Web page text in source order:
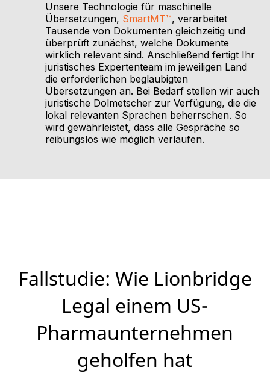
Unsere Technologie für maschinelle
Übersetzungen, SmartMT™, verarbeitet
Tausende von Dokumenten gleichzeitig und
überprüft zunächst, welche Dokumente
wirklich relevant sind. Anschließend fertigt Ihr
juristisches Expertenteam im jeweiligen Land
die erforderlichen beglaubigten
Übersetzungen an. Bei Bedarf stellen wir auch
juristische Dolmetscher zur Verfügung, die die
lokal relevanten Sprachen beherrschen. So
wird gewährleistet, dass alle Gespräche so
reibungslos wie möglich verlaufen.
Fallstudie: Wie Lionbridge
Legal einem US-
Pharmaunternehmen
geholfen hat